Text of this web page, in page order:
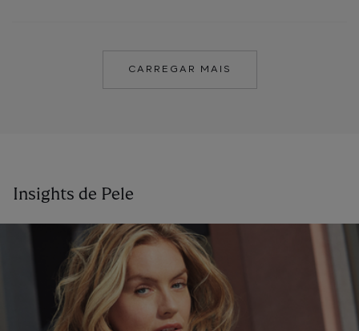
CARREGAR MAIS
Insights de Pele